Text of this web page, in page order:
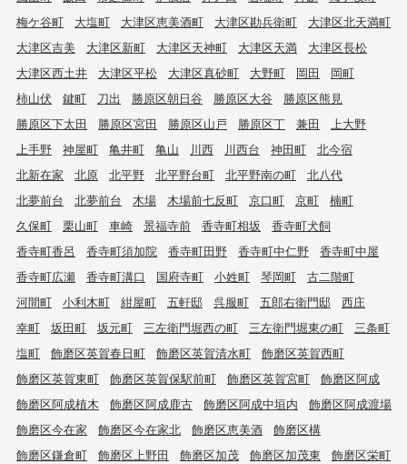
梅ケ谷町
大塩町 大津区恵美酒町 大津区勘兵衛町
大津区北天満町
大津区吉美
大津区新町 大津区天神町 大津区天満
大津区長松
大津区西土井
大津区平松 大津区真砂町 大野町 岡田
岡町
柿山伏
鍵町 刀出 勝原区朝日谷 勝原区大谷
勝原区熊見
勝原区下太田
勝原区宮田 勝原区山戸 勝原区丁 兼田
上大野
上手野
神屋町 亀井町 亀山 川西 川西台 神田町
北今宿
北新在家
北原 北平野 北平野台町 北平野南の町
北八代
北夢前台
北夢前台 木場 木場前七反町 京口町 京町
楠町
久保町
栗山町 車崎 景福寺前 香寺町相坂
香寺町犬飼
香寺町香呂
香寺町須加院 香寺町田野 香寺町中仁野
香寺町中屋
香寺町広瀬
香寺町溝口 国府寺町 小姓町 琴岡町
古二階町
河間町
小利木町 紺屋町 五軒邸 呉服町 五郎右衛門邸
西庄
幸町
坂田町 坂元町 三左衛門堀西の町 三左衛門堀東の町
三条町
塩町
飾磨区英賀春日町 飾磨区英賀清水町
飾磨区英賀西町
飾磨区英賀東町
飾磨区英賀保駅前町 飾磨区英賀宮町
飾磨区阿成
飾磨区阿成植木
飾磨区阿成鹿古 飾磨区阿成中垣内
飾磨区阿成渡場
飾磨区今在家
飾磨区今在家北 飾磨区恵美酒
飾磨区構
飾磨区鎌倉町
飾磨区上野田 飾磨区加茂 飾磨区加茂東
飾磨区栄町